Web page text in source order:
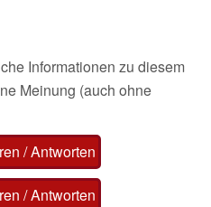
Informationen zu diesem
Meinung (auch ohne
/ Antworten
/ Antworten